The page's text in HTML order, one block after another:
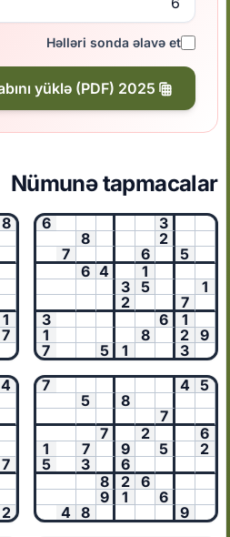
Həlləri sonda əlavə et
2025 kitabını yüklə (PDF)
Nümunə tapmacalar
3
6
2
8
5
6
7
1
4
6
1
5
3
7
2
1
6
3
9
2
8
1
3
1
5
7
8
1
7
5
4
7
8
5
7
6
2
7
2
5
9
7
1
6
3
5
6
2
8
6
1
9
9
8
4
4
7
2